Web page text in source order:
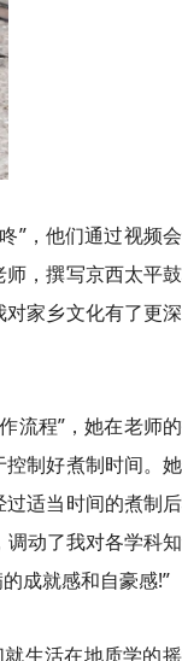
”，他们通过视频
，撰写京西太平
家乡文化有了更
流程”，她在老师
制好煮制时间。
适当时间的煮制
调动了我对各学科
成就感和自豪感!”
生活在地质学的